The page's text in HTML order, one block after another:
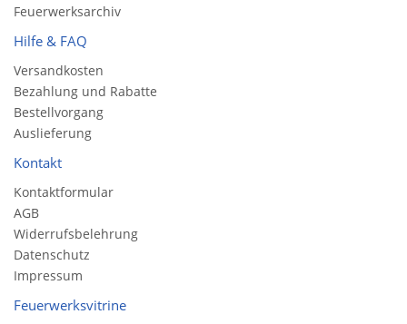
Feuerwerksarchiv
Hilfe & FAQ
Versandkosten
Bezahlung und Rabatte
Bestellvorgang
Auslieferung
Kontakt
Kontaktformular
AGB
Widerrufsbelehrung
Datenschutz
Impressum
Feuerwerksvitrine